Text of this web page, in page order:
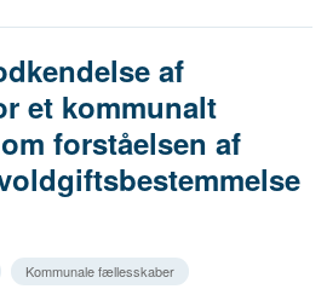
af
et kommunalt
forståelsen af
Kommunale fællesskaber